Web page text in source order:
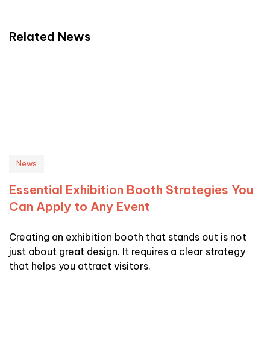
Related News
News
Essential Exhibition Booth Strategies You
Can Apply to Any Event
Creating an exhibition booth that stands out is not
just about great design. It requires a clear strategy
that helps you attract visitors.